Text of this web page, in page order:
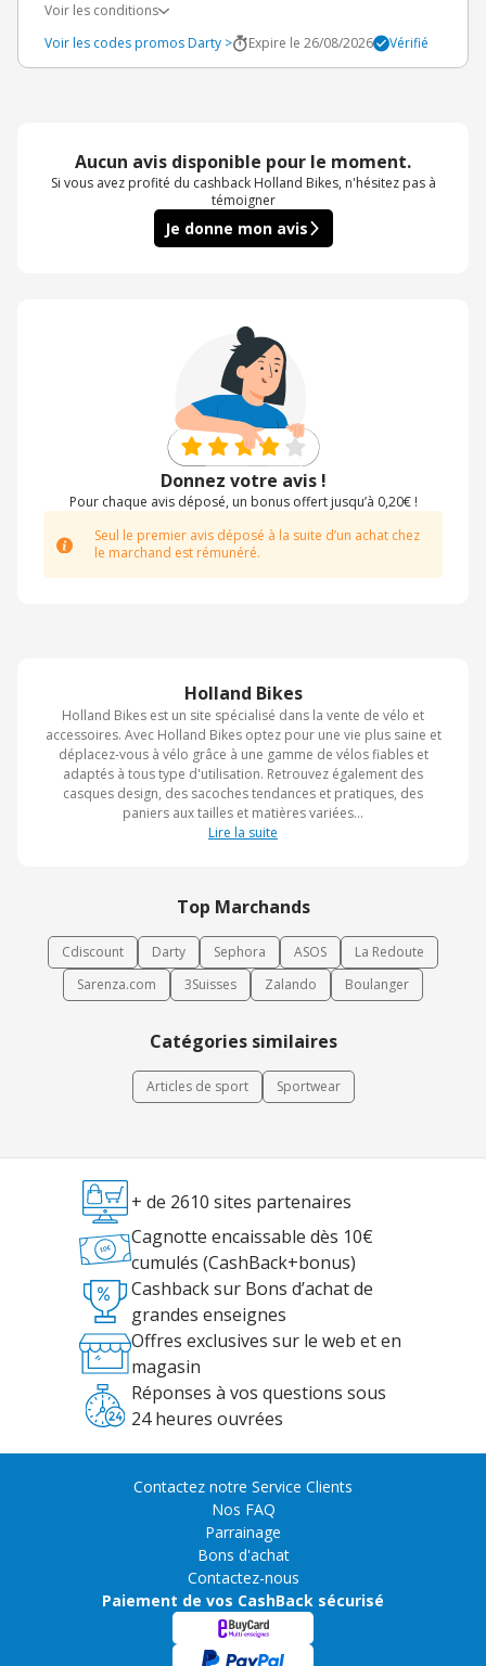
Holland Bikes
Holland Bikes est un site spécialisé dans la vente de vélo et
accessoires. Avec Holland Bikes optez pour une vie plus saine et
déplacez-vous à vélo grâce à une gamme de vélos fiables et
adaptés à tous type d'utilisation. Retrouvez également des
casques design, des sacoches tendances et pratiques, des
paniers aux tailles et matières variées...
Lire la suite
Top Marchands
Cdiscount Darty Sephora ASOS
La Redoute
Sarenza.com
3Suisses Zalando Boulanger
Catégories similaires
Articles de sport Sportwear
Voir les conditions
Voir les codes promos Darty >
Expire le 26/08/2026 Vérifié
Aucun avis disponible pour le moment.
Si vous avez profité du cashback Holland Bikes, n'hésitez pas à
témoigner
Je donne mon avis
Donnez votre avis !
Pour chaque avis déposé, un bonus offert jusqu’à 0,20€ !
Seul le premier avis déposé à la suite d’un achat chez
le marchand est rémunéré.
+ de 2610 sites partenaires
Cagnotte encaissable dès 10€
cumulés (CashBack+bonus)
Cashback sur Bons d’achat de
grandes enseignes
Offres exclusives sur le web et en
magasin
Réponses à vos questions sous
24 heures ouvrées
Contactez notre Service Clients
Nos FAQ
Parrainage
Bons d'achat
Contactez-nous
Paiement de vos CashBack sécurisé